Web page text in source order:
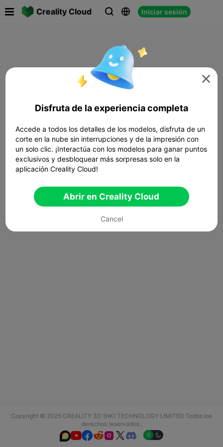
Creality Cloud   Iniciar sesión
Copyright © 2025 CREALITY 3D (HK) TECHNOLOGY LIMITED Todos los
derechos reservados.,
  

Disfruta de la experiencia completa
Accede a todos los detalles de los modelos, disfruta de un
corte en la nube sin interrupciones y de la impresión con
un solo clic. ¡Interactúa con los modelos para ganar puntos
exclusivos y desbloquear más sorpresas solo en la
aplicación Creality Cloud!
Abrir en Creality Cloud
Cancel